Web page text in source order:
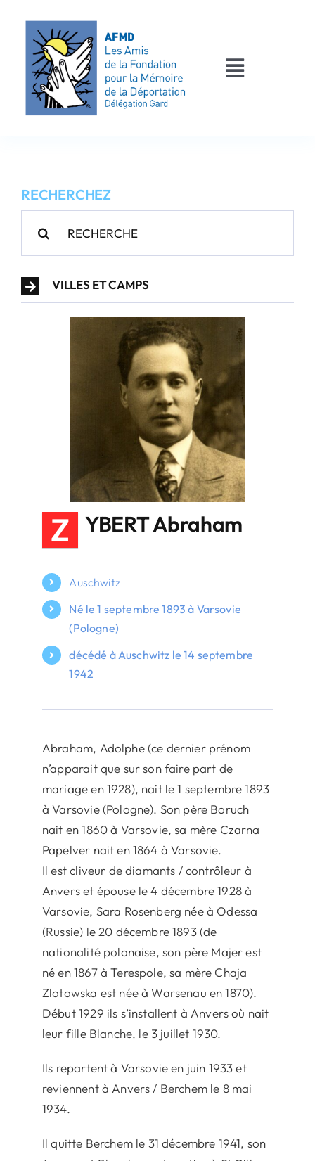
contenu
Toggle
AFMD 30
Les victimes
RECHERCHEZ
VILLES ET CAMPS
Z YBERT Abraham
Auschwitz
Né le 1 septembre 1893 à Varsovie
(Pologne)
décédé à Auschwitz le 14 septembre
1942
Abraham, Adolphe (ce dernier prénom
n’apparait que sur son faire part de
mariage en 1928), nait le 1 septembre 1893
à Varsovie (Pologne). Son père Boruch
nait en 1860 à Varsovie, sa mère Czarna
Papelver nait en 1864 à Varsovie.
Il est cliveur de diamants / contrôleur à
Anvers et épouse le 4 décembre 1928 à
Varsovie, Sara Rosenberg née à Odessa
(Russie) le 20 décembre 1893 (de
nationalité polonaise, son père Majer est
né en 1867 à Terespole, sa mère Chaja
Zlotowska est née à Warsenau en 1870).
Début 1929 ils s’installent à Anvers où nait
leur fille Blanche, le 3 juillet 1930.
Ils repartent à Varsovie en juin 1933 et
reviennent à Anvers / Berchem le 8 mai
1934.
Il quitte Berchem le 31 décembre 1941, son